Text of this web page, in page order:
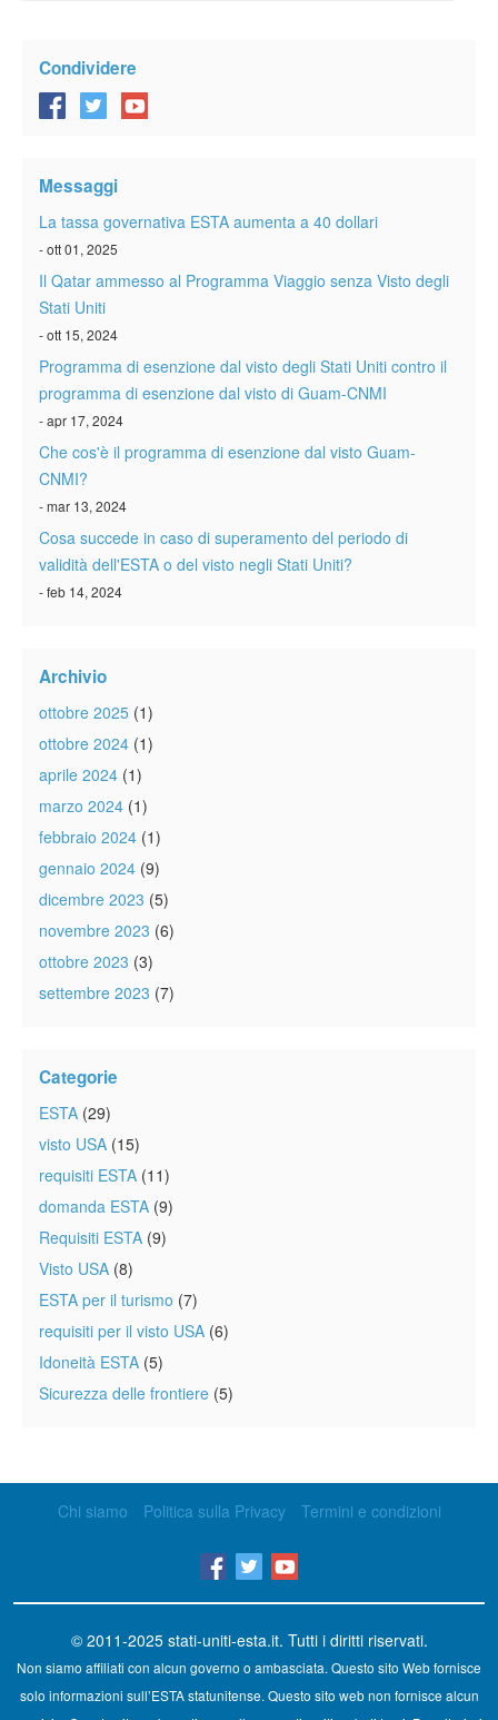
Condividere
Messaggi
La tassa governativa ESTA aumenta a 40 dollari
- ott 01, 2025
Il Qatar ammesso al Programma Viaggio senza Visto degli
Stati Uniti
- ott 15, 2024
Programma di esenzione dal visto degli Stati Uniti contro il
programma di esenzione dal visto di Guam-CNMI
- apr 17, 2024
Che cos'è il programma di esenzione dal visto Guam-
CNMI?
- mar 13, 2024
Cosa succede in caso di superamento del periodo di
validità dell'ESTA o del visto negli Stati Uniti?
- feb 14, 2024
Archivio
ottobre 2025 (1)
ottobre 2024 (1)
aprile 2024 (1)
marzo 2024 (1)
febbraio 2024 (1)
gennaio 2024 (9)
dicembre 2023 (5)
novembre 2023 (6)
ottobre 2023 (3)
settembre 2023 (7)
Categorie
ESTA (29)
visto USA (15)
requisiti ESTA (11)
domanda ESTA (9)
Requisiti ESTA (9)
Visto USA (8)
ESTA per il turismo (7)
requisiti per il visto USA (6)
Idoneità ESTA (5)
Sicurezza delle frontiere (5)
Chi siamo Politica sulla Privacy Termini e condizioni
© 2011-2025 stati-uniti-esta.it. Tutti i diritti riservati.
Non siamo affiliati con alcun governo o ambasciata. Questo sito Web fornisce
solo informazioni sull’ESTA statunitense. Questo sito web non fornisce alcun